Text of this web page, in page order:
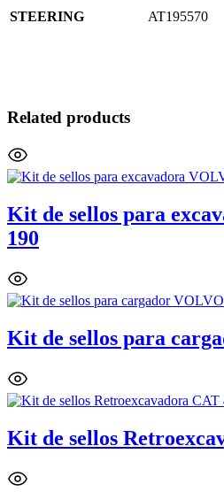
STEERING
AT195570
Related products
Kit de sellos para
190
Kit de sellos para
Kit de sellos